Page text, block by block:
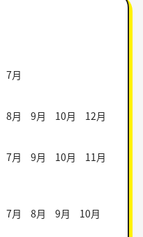
7月
8月 9月 10月
12月
7月 9月 10月
11月
7月 8月 9月
10月